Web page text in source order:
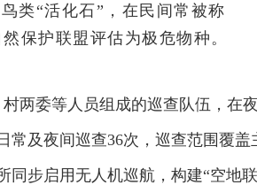
类“活化石”，在民间常被称
保护联盟评估为极危物种。
两委等人员组成的巡查队伍，在
常及夜间巡查36次，巡查范围覆盖
同步启用无人机巡航，构建“空地联